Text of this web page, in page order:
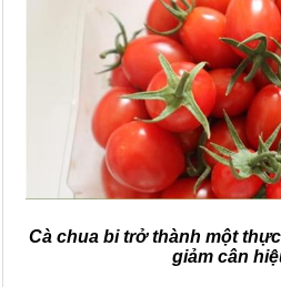
Cà chua bi trở thành một
giảm cân